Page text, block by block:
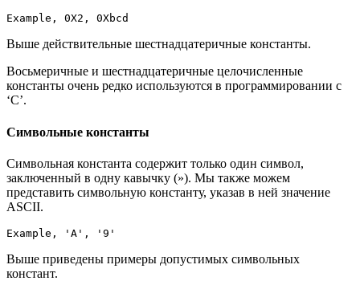
Example, 0X2, 0Xbcd
Выше действительные шестнадцатеричные константы.
Восьмеричные и шестнадцатеричные целочисленные
константы очень редко используются в программировании с
‘C’.
Символьные константы
Символьная константа содержит только один символ,
заключенный в одну кавычку (»). Мы также можем
представить символьную константу, указав в ней значение
ASCII.
Example, 'A', '9'
Выше приведены примеры допустимых символьных
констант.